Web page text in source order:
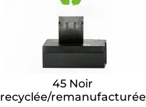
45 Noir
recyclée/remanufacturée